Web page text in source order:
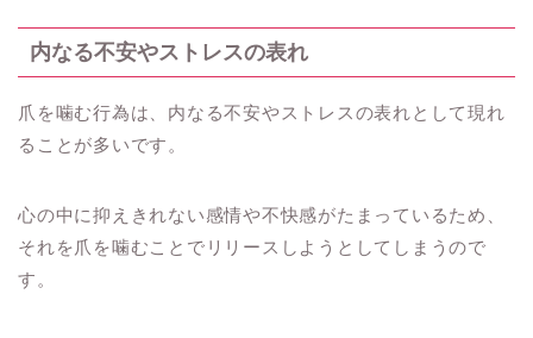
内なる不安やストレスの表れ
爪を噛む行為は、内なる不安やストレスの表れとして現れ
ることが多いです。
心の中に抑えきれない感情や不快感がたまっているため、
それを爪を噛むことでリリースしようとしてしまうので
す。